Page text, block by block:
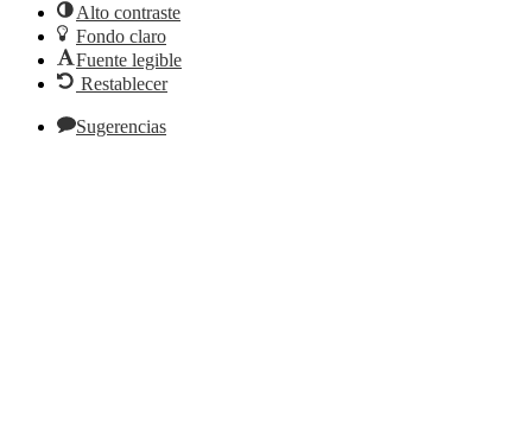
Alto contraste
Fondo claro
Fuente legible
Restablecer
Sugerencias